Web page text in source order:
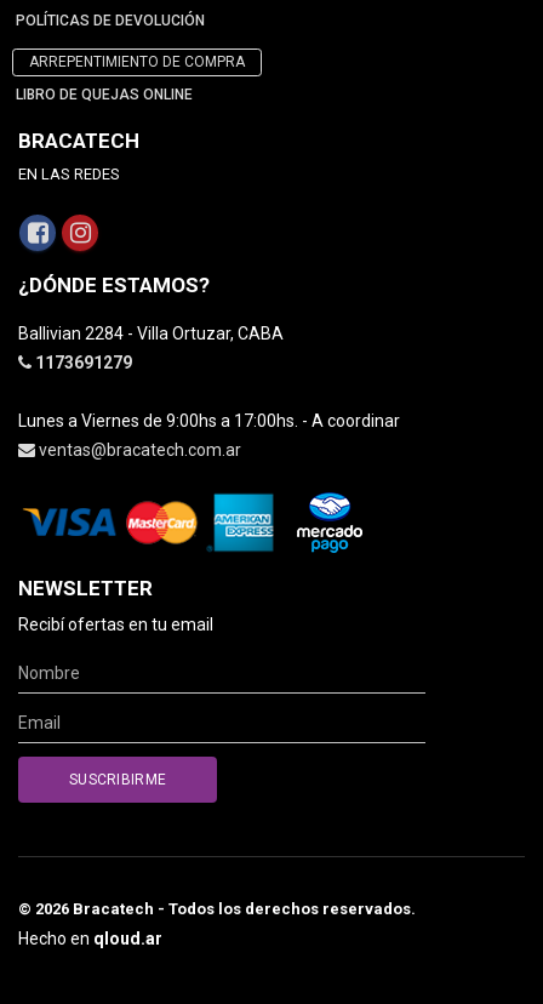
POLÍTICAS DE DEVOLUCIÓN
ARREPENTIMIENTO DE COMPRA
LIBRO DE QUEJAS ONLINE
BRACATECH
EN LAS REDES
¿DÓNDE ESTAMOS?
Ballivian 2284 - Villa Ortuzar, CABA
1173691279
Lunes a Viernes de 9:00hs a 17:00hs. - A coordinar
ventas@bracatech.com.ar
NEWSLETTER
Recibí ofertas en tu email
© 2026 Bracatech - Todos los derechos reservados.
Hecho en qloud.ar